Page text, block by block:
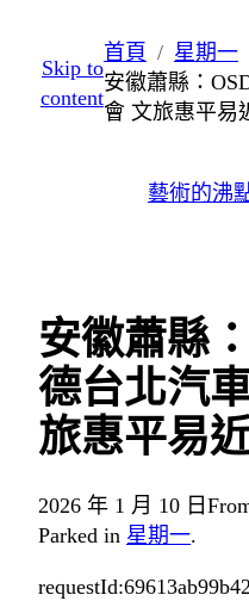
至
主
Skip to
content
首頁
星期一
安徽蕭縣：
會 文旅惠平易
藝術的沸
安徽蕭縣
德台北汽
旅惠平易
2026 年 1 月 10 日
Parked in 星期一.